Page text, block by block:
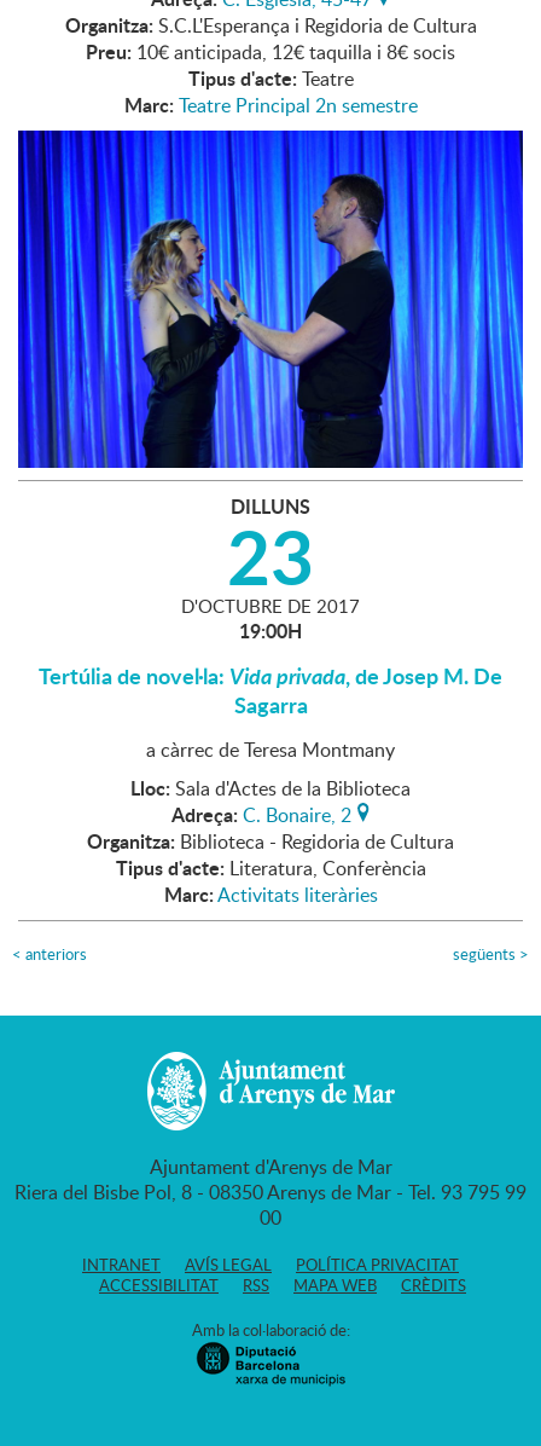
Organitza: S.C.L'Esperança i Regidoria de Cultura
Preu: 10€ anticipada, 12€ taquilla i 8€ socis
Tipus d'acte: Teatre
Marc: Teatre Principal 2n semestre
DILLUNS
23
D'OCTUBRE DE 2017
19:00H
Tertúlia de novel·la: Vida privada, de Josep M. De
Sagarra
a càrrec de Teresa Montmany
Lloc: Sala d'Actes de la Biblioteca
Adreça: C. Bonaire, 2
Organitza: Biblioteca - Regidoria de Cultura
Tipus d'acte: Literatura, Conferència
Marc:Activitats literàries
< anteriors següents >
Ajuntament d'Arenys de Mar
Riera del Bisbe Pol, 8 - 08350 Arenys de Mar - Tel. 93 795 99
00
INTRANET AVÍS LEGAL
POLÍTICA PRIVACITAT
ACCESSIBILITAT
RSS MAPA WEB CRÈDITS
Amb la col·laboració de: